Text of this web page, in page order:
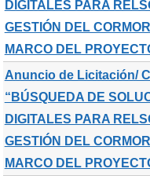
DIGITALES PARA
GESTIÓN DEL
MARCO DEL
Anuncio de Licitación/
“BÚSQUEDA DE
DIGITALES PARA
GESTIÓN DEL
MARCO DEL